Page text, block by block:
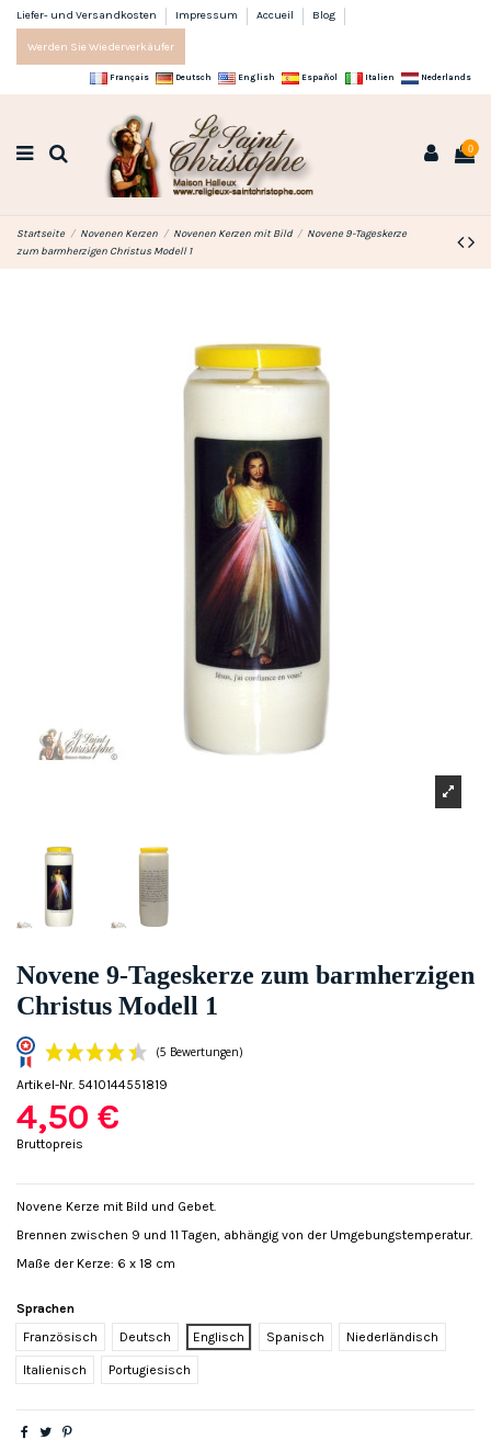
Liefer- und Versandkosten Impressum Accueil Blog
Werden Sie Wiederverkäufer
Français Deutsch English Español Italien Nederlands
0
Startseite Novenen Kerzen Novenen Kerzen mit Bild
Novene 9-Tageskerze
zum barmherzigen Christus Modell 1
Novene 9-Tageskerze zum barmherzigen
Christus Modell 1
(5 Bewertungen)
Artikel-Nr. 5410144551819
4,50 €
Bruttopreis
Novene Kerze mit Bild und Gebet.
Brennen zwischen 9 und 11 Tagen, abhängig von der Umgebungstemperatur.
Maße der Kerze: 6 x 18 cm
Sprachen
Französisch
Deutsch Englisch Spanisch Niederländisch
Italienisch Portugiesisch